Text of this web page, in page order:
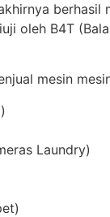
oleh B4T
mesin
Laundry)